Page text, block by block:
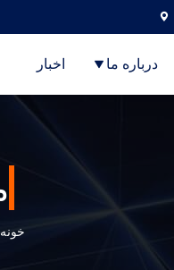
درباره ما اخبار
خونه